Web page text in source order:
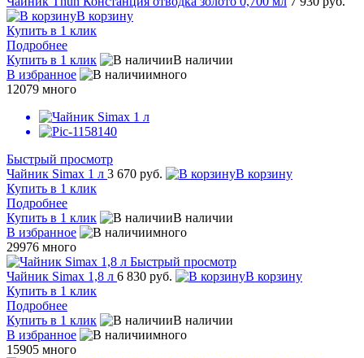
В корзину
Купить в 1 клик
Подробнее
Купить в 1 клик
В наличии
В избранное
много
12079 много
Быстрый просмотр
Чайник Simax 1 л 3 670 руб.
В корзину
Купить в 1 клик
Подробнее
Купить в 1 клик
В наличии
В избранное
много
29976 много
Быстрый просмотр
Чайник Simax 1,8 л 6 830 руб.
В корзину
Купить в 1 клик
Подробнее
Купить в 1 клик
В наличии
В избранное
много
15905 много